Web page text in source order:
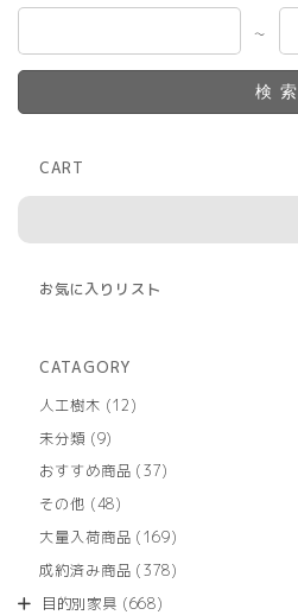
～
検索
CART
お気に入りリスト
CATAGORY
人工樹木
1212
商
未分類 99
の
商
おすすめ商品 3737
商
その他 4848
の
商
大量入荷商品 169169
の
成約済み商品 378378
目的別家具 668668